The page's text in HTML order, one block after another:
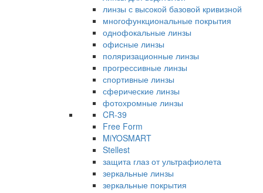
линзы с высокой базовой кривизной
многофункциональные покрытия
однофокальные линзы
офисные линзы
поляризационные линзы
прогрессивные линзы
спортивные линзы
сферические линзы
фотохромные линзы
CR-39
Free Form
MiYOSMART
Stellest
защита глаз от ультрафиолета
зеркальные линзы
зеркальные покрытия